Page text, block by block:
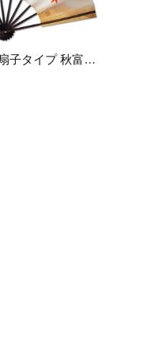
飾り京扇子 舞扇子タイプ 秋富士 春富士 Xe108